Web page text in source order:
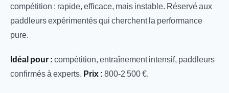
compétition : rapide, efficace, mais instable. Réservé aux
paddleurs expérimentés qui cherchent la performance
pure.
Idéal pour :compétition, entraînement intensif, paddleurs
confirmés à experts. Prix :800-2 500 €.